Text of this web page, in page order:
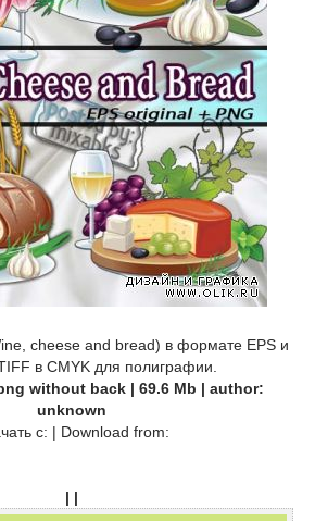
cheese and bread) в формате EPS и
в CMYK для полиграфии.
without back | 69.6 Mb | author:
unknown
c: | Download from:
| |